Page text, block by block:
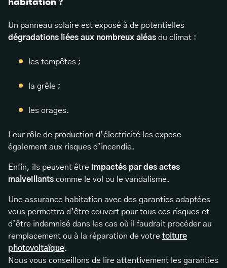
Un panneau solaire est exposé à de potentielles
dégradations liées aux nombreux aléas du climat :
les tempêtes ;
la grêle ;
les orages.
Leur rôle de production d’électricité les expose
également aux risques d’incendie.
Enfin, ils peuvent être impactés par des actes
malveillants comme le vol ou le vandalisme.
Une assurance habitation avec des garanties adaptées
vous permettra d’être couvert pour tous ces risques et
d’être indemnisé dans les cas où il faudrait procéder au
remplacement ou à la réparation de votre toiture
photovoltaïque.
Nous vous conseillons de lire attentivement les garanties